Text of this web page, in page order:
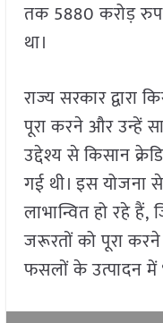
तक 5880 करोड़
था।
राज्य सरकार
पूरा करने और उन्हें
उद्देश्य से किसान
गई थी। इस योजना
लाभान्वित हो रहे
जरूरतों को पूरा
फसलों के उत्पादन में